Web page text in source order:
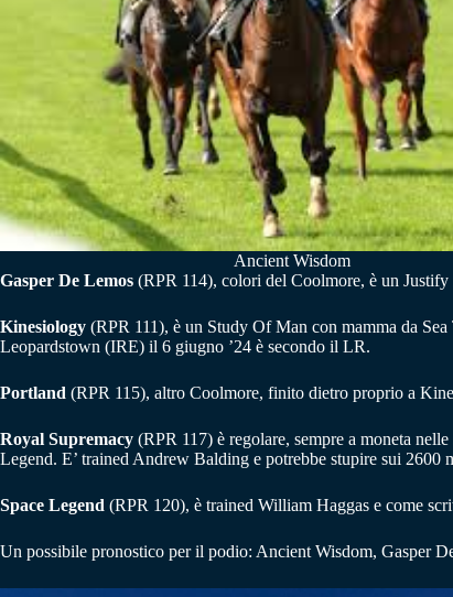
Ancient Wisdom
Gasper De Lemos (RPR 114), colori del Coolmore, è un
Kinesiology (RPR 111), è un Study Of Man con mamma da
Leopardstown (IRE) il 6 giugno ’24 è secondo il LR.
Portland (RPR 115), altro Coolmore, finito dietro proprio a
Royal Supremacy (RPR 117) è regolare, sempre a moneta
Legend. E’ trained Andrew Balding e potrebbe stupire sui 2600
Space Legend (RPR 120), è trained William Haggas e come
Un possibile pronostico per il podio: Ancient Wisdom, Gasper